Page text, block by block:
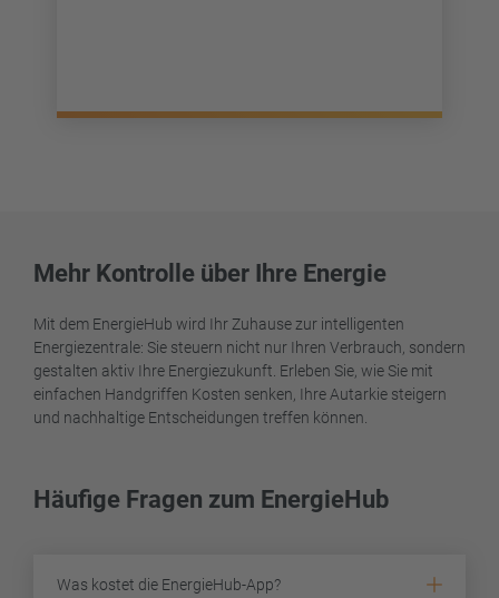
Mehr Kontrolle über Ihre Energie
Mit dem EnergieHub wird Ihr Zuhause zur intelligenten
Energiezentrale: Sie steuern nicht nur Ihren Verbrauch, sondern
gestalten aktiv Ihre Energiezukunft. Erleben Sie, wie Sie mit
einfachen Handgriffen Kosten senken, Ihre Autarkie steigern
und nachhaltige Entscheidungen treffen können.
Häufige Fragen zum EnergieHub
Was kostet die EnergieHub-App?